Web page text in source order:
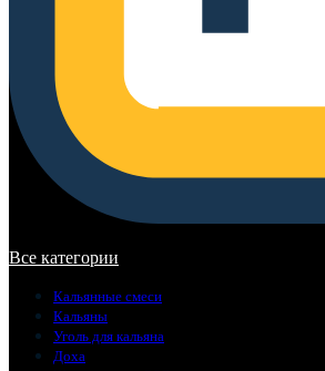
Все категории
Кальянные смеси
Кальяны
Уголь для кальяна
Доха